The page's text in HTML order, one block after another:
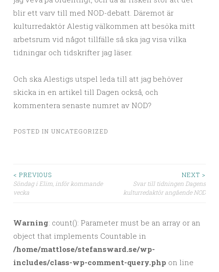
blir ett varv till med NOD-debatt. Däremot är
kulturredaktör Alestig välkommen att besöka mitt
arbetsrum vid något tillfälle så ska jag visa vilka
tidningar och tidskrifter jag läser.
Och ska Alestigs utspel leda till att jag behöver
skicka in en artikel till Dagen också, och
kommentera senaste numret av NOD?
POSTED IN UNCATEGORIZED
Post navigation
< PREVIOUS
Söndag i Elim, inför kommande
vecka
NEXT >
Svar till tidningen Dagens
kulturredaktör angående NOD
Warning: count(): Parameter must be an array or an
object that implements Countable in
/home/mattlose/stefansward.se/wp-
includes/class-wp-comment-query.php on line